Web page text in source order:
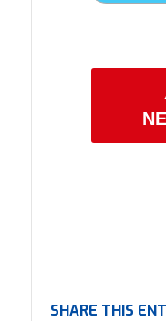
SHARE THIS